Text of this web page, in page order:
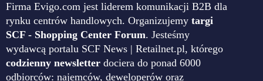
Firma Evigo.com jest liderem komunikacji B2B dla
rynku centrów handlowych. Organizujemy targi
SCF - Shopping Center Forum. Jesteśmy
wydawcą portalu SCF News | Retailnet.pl, którego
codzienny newsletter dociera do ponad 6000
odbiorców: najemców, deweloperów oraz